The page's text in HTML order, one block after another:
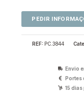
REF: PC.3844
Envio
Portes
15